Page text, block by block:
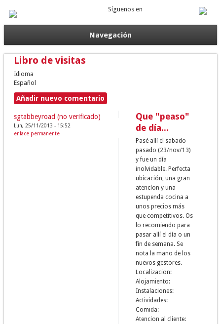
Síguenos en
Navegación
Libro de visitas
Idioma
Español
Añadir nuevo comentario
sgtabbeyroad (no verificado)
Lun, 25/11/2013 - 15:52
enlace permanente
Que "peaso"
de día...
Pasé allí el sabado
pasado (23/nov/13)
y fue un día
inolvidable. Perfecta
ubicación, una gran
atencíon y una
estupenda cocina a
unos precios más
que competitivos. Os
lo recomiendo para
pasar allí el día o un
fin de semana. Se
nota la mano de los
nuevos gestores.
Localizacion:
Alojamiento:
Instalaciones:
Actividades:
Comida:
Atencion al cliente: